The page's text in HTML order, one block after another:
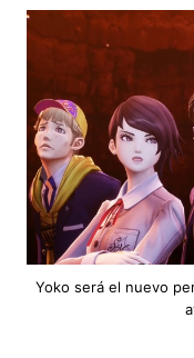
Yoko será el nuevo